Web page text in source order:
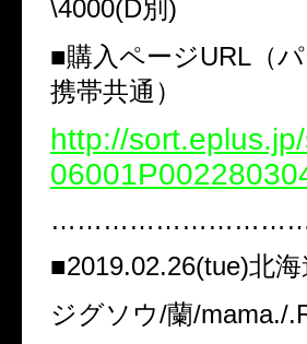
\4000(D別)
■購入ページURL（
携帯共通）
http://
■2019.02.26(tue)北
ジグソウ/蘭/mama./